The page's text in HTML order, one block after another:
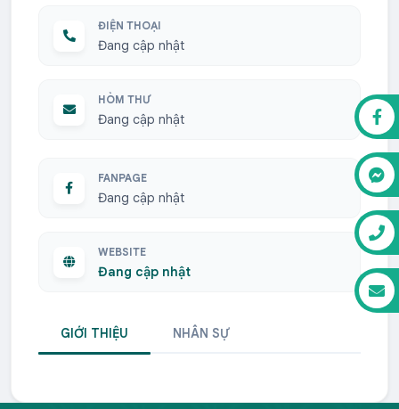
ĐIỆN THOẠI
Đang cập nhật
HÒM THƯ
Đang cập nhật
FANPAGE
Đang cập nhật
WEBSITE
Đang cập nhật
GIỚI THIỆU NHÂN SỰ